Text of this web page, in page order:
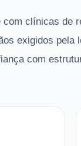
com clínicas de
exigidos pela
com